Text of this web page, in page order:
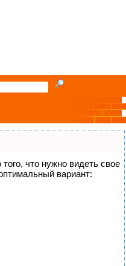
что нужно видеть свое
вариант: